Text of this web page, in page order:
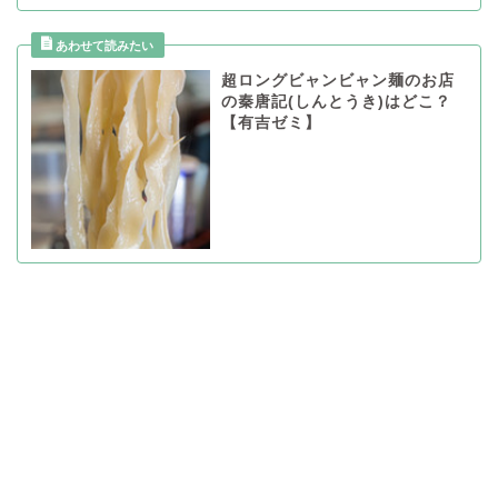
超ロングビャンビャン麺のお店
の秦唐記(しんとうき)はどこ？
【有吉ゼミ】